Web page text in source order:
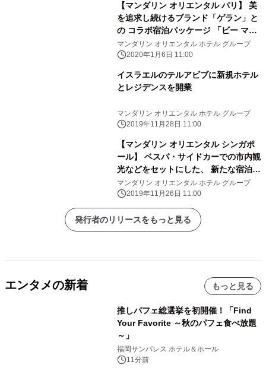
【マンダリン オリエンタル パリ】 美
を追求し続けるブランド「ゲラン」と
の コラボ宿泊パッケージ 「ビー マイ
バレンタイン by ゲラン」を発売
マンダリン オリエンタル ホテル グループ
2020年1月6日 11:00
イスラエルのテルアビブに新規ホテル
とレジデンスを開業
マンダリン オリエンタル ホテル グループ
2019年11月28日 11:00
【マンダリン オリエンタル シンガポ
ール】 ベスパ・サイドカーでの市内観
光などをセットにした、 新たな宿泊パ
ッケージを発売
マンダリン オリエンタル ホテル グループ
2019年11月26日 11:00
発行者のリリースをもっと見る
エンタメの新着 もっと見る
推しパフェ総選挙を初開催！「Find
Your Favorite ～秋のパフェ食べ放題
～」
福岡サンパレス ホテル＆ホール
11分前